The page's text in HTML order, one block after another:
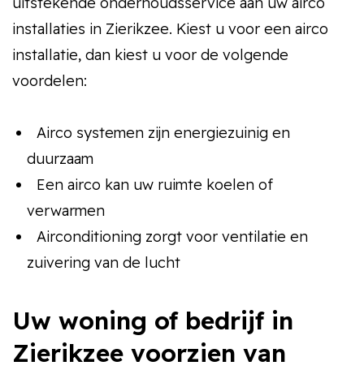
installaties in Zierikzee. Kiest u voor een airco
installatie, dan kiest u voor de volgende
voordelen:
Airco systemen zijn energiezuinig en
duurzaam
Een airco kan uw ruimte koelen of
verwarmen
Airconditioning zorgt voor ventilatie en
zuivering van de lucht
Uw woning of bedrijf in
Zierikzee voorzien van